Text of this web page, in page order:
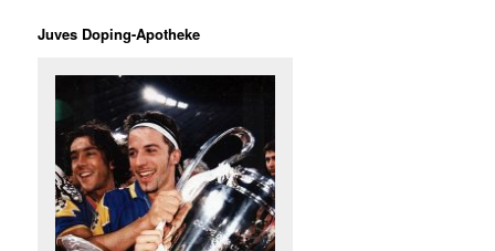
Juves Doping-Apotheke